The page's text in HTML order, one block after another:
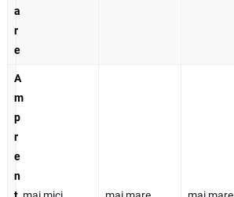
a
r
e
A
m
p
r
e
n